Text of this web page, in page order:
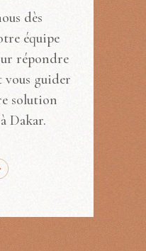
dès
équipe
répondre
vous guider
solution
Dakar.